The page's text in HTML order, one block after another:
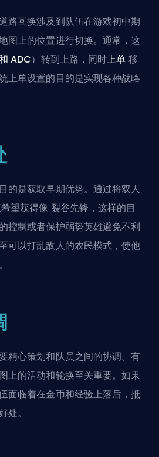
路互换涉及到队伍在游戏初中期
图上的位置进行切换。通常，这
ADC）转到上路，同时上单 移
上单设置的目的是实现各种战略
的是获取早期优势。通过将双人
希望获得像 裂谷先锋 ，这样的目
控制或者保护弱势英雄避免不利
可以打乱敌人的农民模式，使他
精心策划和队员之间的协调。有
上的活动和轮换至关重要。如果
面临着在金币和经验上落后，抵
处。